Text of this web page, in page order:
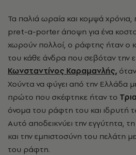
Τα παλιά ωραία και κομψά χρόνια, πριν εμφανιστεί η
pret-a-porter άποψη για ένα
χωρούν πολλοί, ο ράφτης ήταν ο
του κάθε άνδρα που σεβόταν την
Κωνσταντίνος Καραμανλής,
Χούντα να φύγει από την Ελλάδα
πρώτο που σκέφτηκε ήταν το
όνομα του ράφτη του και ιδρυτή
Αυτό αποδεικνύει την εγγύτητα,
και την εμπιστοσύνη του πελάτη
του ράφτη.